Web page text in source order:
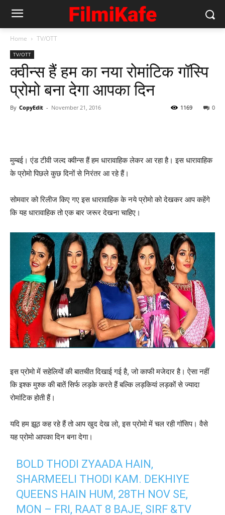
Home TV/OTT
TV/OTT
क्‍वीन्‍स हैं हम का नया रोमांटिक गॉस्‍पि
प्रोमो बना देगा आपका दिन
By CopyEdit - November 21, 2016 0
1169
मुम्‍बई। एंड टीवी जल्‍द क्‍वीन्‍स हैं हम धारावाहिक लेकर आ रहा है। इस धारावाहिक
के प्रोमो पिछले कुछ दिनों से निरंतर आ रहे हैं।
सोमवार को रिलीज किए गए इस धारावाहिक के नये प्रोमो को देखकर आप कहेंगे
कि यह धारावाहिक तो एक बार जरूर देखना चाहिए।
इस प्रोमो में सहेलियों की बातचीत दिखाई गई है, जो काफी मजेदार है। ऐसा नहीं
कि इश्‍क मुश्‍क की बातें सिर्फ लड़के करते हैं बल्‍कि लड़कियां लड़कों से ज्‍यादा
रोमांटिक होती हैं।
यदि हम झूठ कह रहे हैं तो आप खुद देख लो, इस प्रोमो में चल रही गॉसिप। वैसे
यह प्रोमो आपका दिन बना देगा।
BOLD THODI ZYAADA HAIN,
SHARMEELI THODI KAM. DEKHIYE
QUEENS HAIN HUM, 28TH NOV SE,
MON – FRI, RAAT 8 BAJE, SIRF &TV